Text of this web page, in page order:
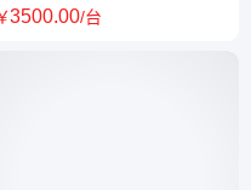
业团队为您服务 质量保障 售
3500.00/台